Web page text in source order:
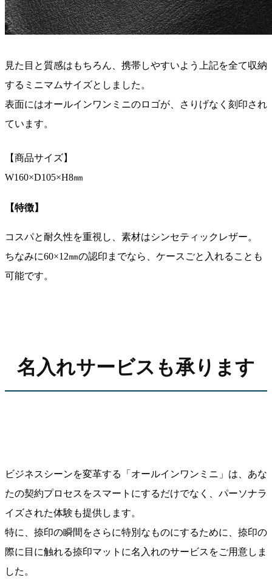
見た目と質感はもちろん、携帯しやすいよう上記を全て収納
するミニマムサイズとしました。
表面にはオールインワンミニのロゴが、さりげなく刻印され
ています。
【商品サイズ】
W160×D105×H8㎜
【特徴】
コスパと耐久性を重視し、素材はシンセティックレザー。
ちなみに60×12㎜の認印までなら、ケースごと入れることも
可能です。
名入れサービスも承ります
ビジネスシーンを変革する「オールインワンミニ」は、あな
たの契約プロセスをスマートにするだけでなく、パーソナラ
イズされた体験も提供します。
特に、捺印の瞬間をさらに特別なものにするために、捺印の
際に目に触れる捺印マットに名入れのサービスをご用意しま
した。